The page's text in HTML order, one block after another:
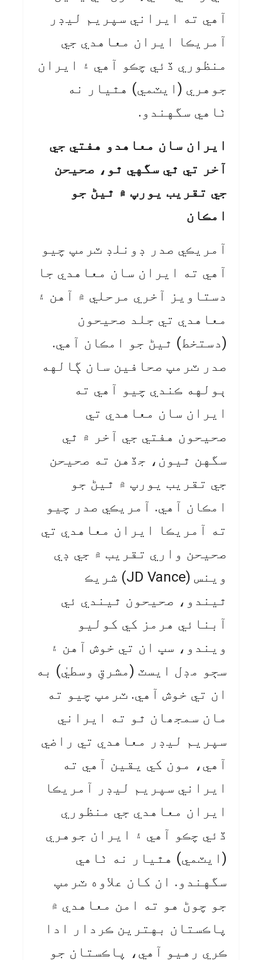
آهي ته ايراني سپريم ليڊر
آمريڪا ايران معاهدي جي
منظوري ڏئي چڪو آهي ۽ ايران
جوهري (ايٽمي) هٿيار نه
ٺاهي سگهندو.
ايران سان معاهدو هفتي جي
آخر تي ٿي سگهي ٿو، صحيحن
جي تقريب يورپ ۾ ٿيڻ جو
امڪان
آمريڪي صدر ڊونلڊ ٽرمپ چيو
آهي ته ايران سان معاهدي جا
دستاويز آخري مرحلي ۾ آهن ۽
معاهدي تي جلد صحيحون
(دستخط) ٿيڻ جو امڪان آهي.
صدر ٽرمپ صحافين سان ڳالهه
ٻولهه ڪندي چيو آهي ته
ايران سان معاهدي تي
صحيحون هفتي جي آخر ۾ ٿي
سگهن ٿيون، جڏهن ته صحيحن
جي تقريب يورپ ۾ ٿيڻ جو
امڪان آهي. آمريڪي صدر چيو
ته آمريڪا ايران معاهدي تي
صحيحن واري تقريب ۾ جي ڊي
وينس (JD Vance) شريڪ
ٿيندو، صحيحون ٿيندي ئي
آبنائي هرمز کي کوليو
ويندو، سڀ ان تي خوش آهن ۽
سڄو مڊل ايسٽ (مشرقِ وسطيٰ) به
ان تي خوش آهي. ٽرمپ چيو ته
مان سمجھان ٿو ته ايراني
سپريم ليڊر معاهدي تي راضي
آهي، مون کي يقين آهي ته
ايراني سپريم ليڊر آمريڪا
ايران معاهدي جي منظوري
ڏئي چڪو آهي ۽ ايران جوهري
(ايٽمي) هٿيار نه ٺاهي
سگهندو. ان کان علاوه ٽرمپ
جو چوڻ هو ته امن معاهدي ۾
پاڪستان بهترين ڪردار ادا
ڪري رهيو آهي، پاڪستان جو